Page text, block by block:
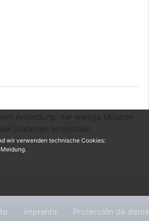
imprenta Protección de datos
wir verwenden technische Cookies: